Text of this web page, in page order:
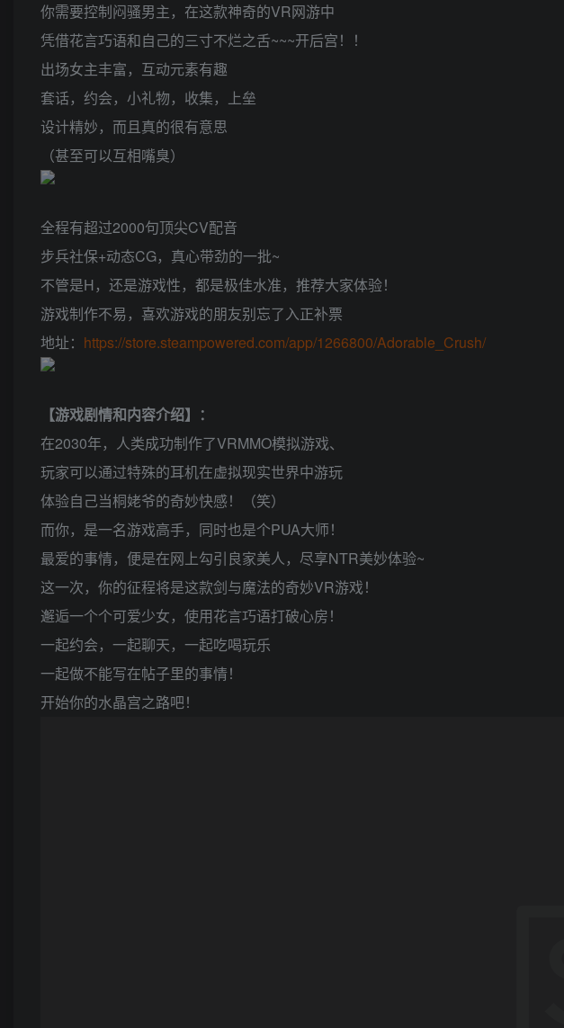
你需要控制闷骚男主，在这款神奇的VR网游中
凭借花言巧语和自己的三寸不烂之舌~~~开后宫！！
出场女主丰富，互动元素有趣
套话，约会，小礼物，收集，上垒
设计精妙，而且真的很有意思
（甚至可以互相嘴臭）
全程有超过2000句顶尖CV配音
步兵社保+动态CG，真心带劲的一批~
不管是H，还是游戏性，都是极佳水准，推荐大家体验！
游戏制作不易，喜欢游戏的朋友别忘了入正补票
地址： https://store.steampowered.com/app/1266800/Adorable_Crush/
【游戏剧情和内容介绍】：
在2030年，人类成功制作了VRMMO模拟游戏、
玩家可以通过特殊的耳机在虚拟现实世界中游玩
体验自己当桐姥爷的奇妙快感！（笑）
而你，是一名游戏高手，同时也是个PUA大师！
最爱的事情，便是在网上勾引良家美人，尽享NTR美妙体验~
这一次，你的征程将是这款剑与魔法的奇妙VR游戏！
邂逅一个个可爱少女，使用花言巧语打破心房！
一起约会，一起聊天，一起吃喝玩乐
一起做不能写在帖子里的事情！
开始你的水晶宫之路吧！